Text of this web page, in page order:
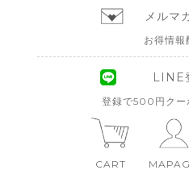
メルマ
お得情報
LINE
登録で500円クー
CART